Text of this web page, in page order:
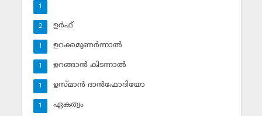
1
ഉര്‍ഫ്
2
ഉറക്കമുണര്‍ന്നാല്‍
1
ഉറങ്ങാന്‍ കിടന്നാല്‍
1
ഉസ്മാന്‍ ദാന്‍ഫോദിയോ
1
ഏകത്വം
1